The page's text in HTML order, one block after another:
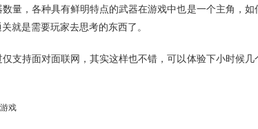
量，各种具有鲜明特点的武器在游戏中也是一个主角，如
就是需要玩家去思考的东西了。
支持面对面联网，其实这样也不错，可以体验下小时候几